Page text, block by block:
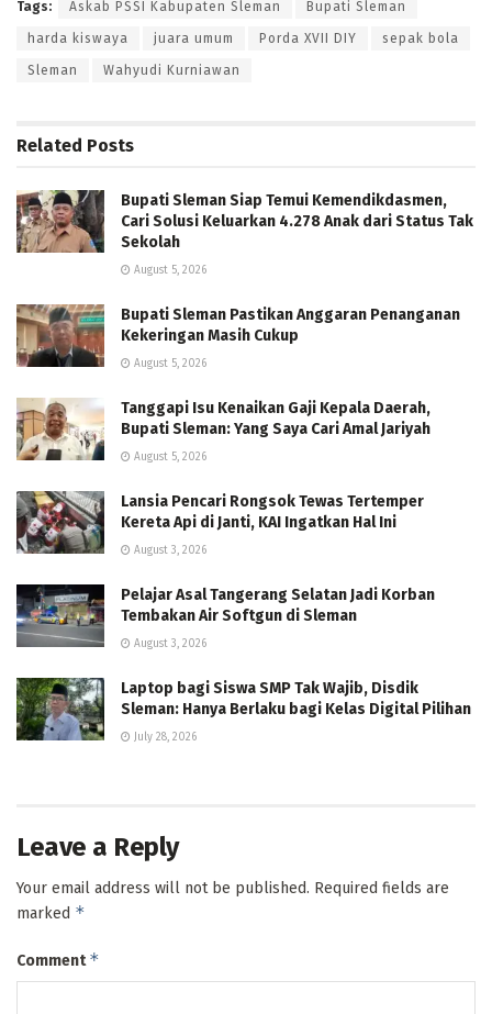
Tags: Askab PSSI Kabupaten Sleman Bupati Sleman
harda kiswaya juara umum Porda XVII DIY sepak bola
Sleman Wahyudi Kurniawan
Related Posts
Bupati Sleman Siap Temui Kemendikdasmen,
Cari Solusi Keluarkan 4.278 Anak dari Status Tak
Sekolah
August 5, 2026
Bupati Sleman Pastikan Anggaran Penanganan
Kekeringan Masih Cukup
August 5, 2026
Tanggapi Isu Kenaikan Gaji Kepala Daerah,
Bupati Sleman: Yang Saya Cari Amal Jariyah
August 5, 2026
Lansia Pencari Rongsok Tewas Tertemper
Kereta Api di Janti, KAI Ingatkan Hal Ini
August 3, 2026
Pelajar Asal Tangerang Selatan Jadi Korban
Tembakan Air Softgun di Sleman
August 3, 2026
Laptop bagi Siswa SMP Tak Wajib, Disdik
Sleman: Hanya Berlaku bagi Kelas Digital Pilihan
July 28, 2026
Leave a Reply
Your email address will not be published. Required fields are
marked *
Comment*